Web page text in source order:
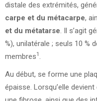
distale des extrémités,
carpe et du métacarpe,
et du métatarse. Il s’agit
%), unilatérale ; seuls 10 %
membres1 .
Au début, se forme une
épaisse. Lorsqu’elle